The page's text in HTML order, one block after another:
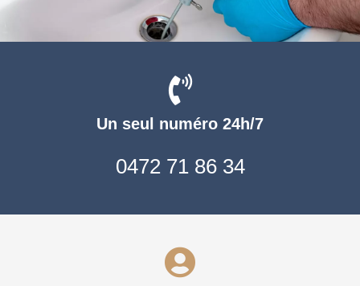
Un seul numéro 24h/7
0472 71 86 34